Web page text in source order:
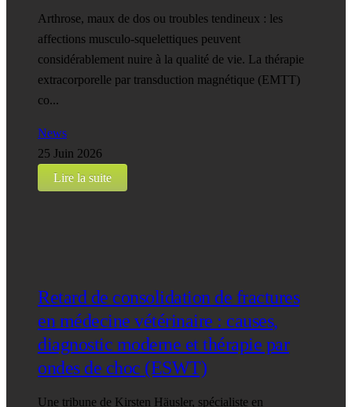
Arthrose, maux de dos ou troubles tendineux : les
affections musculo-squelettiques peuvent
considérablement nuire à la qualité de vie. La thérapie
extracorporelle par transduction magnétique (EMTT)
co...
News
25 Juin 2026
Lire la suite
Retard de consolidation de fractures
en médecine vétérinaire : causes,
diagnostic moderne et thérapie par
ondes de choc (ESWT)
Une tribune de Kirsten Häusler, spécialiste en